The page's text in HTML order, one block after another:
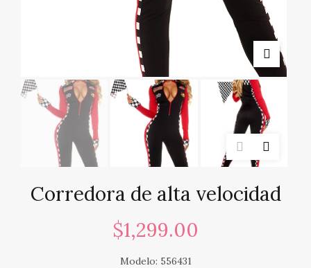
Corredora de alta velocidad
$1,299.00
Modelo: 556431